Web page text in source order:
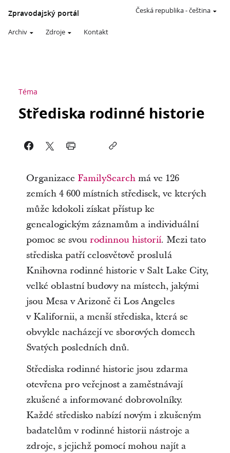
Zpravodajský portál
Archiv Zdroje Kontakt
Česká republika-čeština
Téma
Střediska rodinné historie
Organizace FamilySearchmá ve 126
zemích 4 600 místních středisek, ve kterých
může kdokoli získat přístup ke
genealogickým záznamům a individuální
pomoc se svou rodinnou historií. Mezi tato
střediska patří celosvětově proslulá
Knihovna rodinné historie v Salt Lake City,
velké oblastní budovy na místech, jakými
jsou Mesa v Arizoně či Los Angeles
v Kalifornii, a menší střediska, která se
obvykle nacházejí ve sborových domech
Svatých posledních dnů.
Střediska rodinné historie jsou zdarma
otevřena pro veřejnost a zaměstnávají
zkušené a informované dobrovolníky.
Každé středisko nabízí novým i zkušeným
badatelům v rodinné historii nástroje a
zdroje, s jejichž pomocí mohou najít a